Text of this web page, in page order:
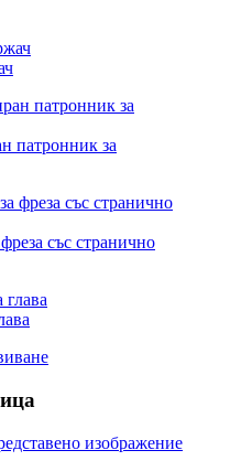
патронник за
със странично